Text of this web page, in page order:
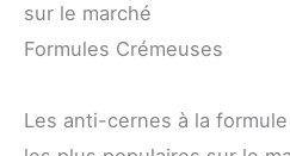
sur le marché
Formules Crémeuses
Les anti-cernes à la